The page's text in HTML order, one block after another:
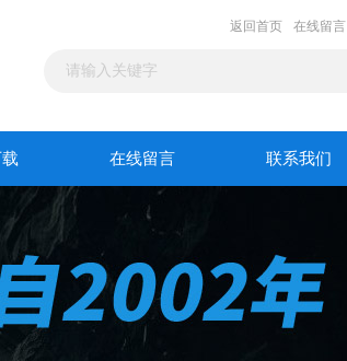
返回首页 在线留言
在线留言 联系我们